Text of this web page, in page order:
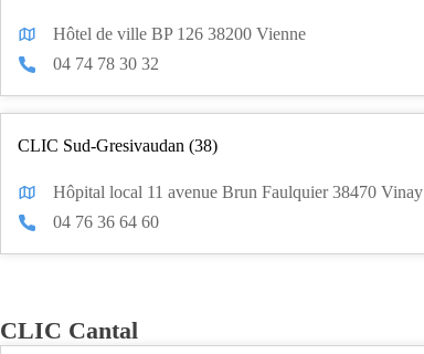
Hôtel de ville BP 126 38200 Vienne
04 74 78 30 32
CLIC Sud-Gresivaudan (38)
Hôpital local 11 avenue Brun Faulquier 38470 Vinay
04 76 36 64 60
CLIC Cantal